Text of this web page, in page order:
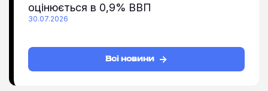
оцінюється в 0,9% ВВП
30.07.2026
Всі новини